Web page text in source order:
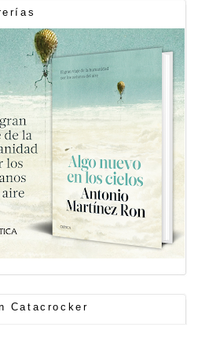
Catacrocker